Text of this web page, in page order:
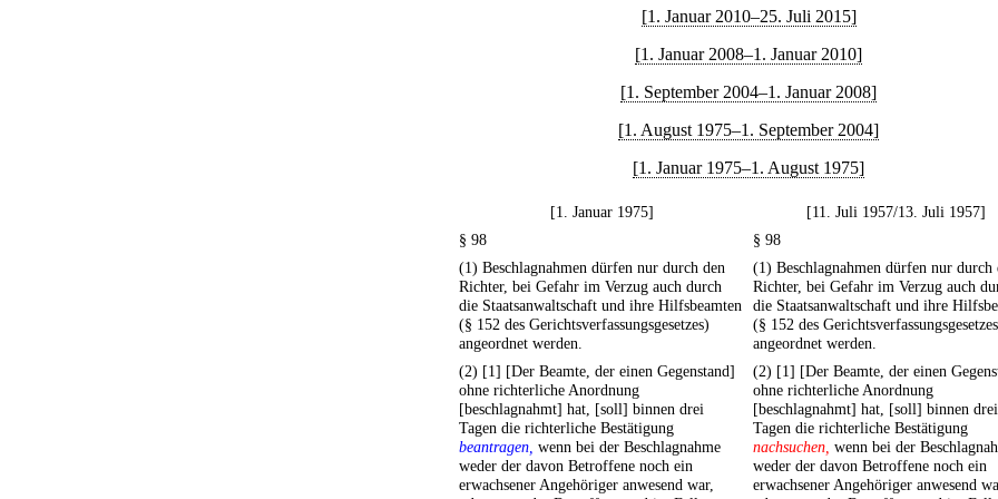
[1. Januar 2010–25. Juli 2015]
[1. Januar 2008–1. Januar 2010]
[1. September 2004–1. Januar 2008]
[1. August 1975–1. September 2004]
[1. Januar 1975–1. August 1975]
[1. Januar 1975]
[11. Juli 1957/13. Juli 1957]
§ 98
§ 98
(1) Beschlagnahmen dürfen nur durch den
Richter, bei Gefahr im Verzug auch durch
die Staatsanwaltschaft und ihre Hilfsbeamten
(§ 152 des Gerichtsverfassungsgesetzes)
angeordnet werden.
(1) Beschlagnahmen dürfen nur durch
Richter, bei Gefahr im Verzug auch
die Staatsanwaltschaft und ihre
(§ 152 des
angeordnet werden.
(2) [1] [Der Beamte, der einen Gegenstand]
ohne richterliche Anordnung
[beschlagnahmt] hat, [soll] binnen drei
Tagen die richterliche Bestätigung
beantragen, wenn bei der Beschlagnahme
weder der davon Betroffene noch ein
erwachsener Angehöriger anwesend war,
(2) [1] [Der Beamte, der einen
ohne richterliche Anordnung
[beschlagnahmt] hat, [soll] binnen drei
Tagen die richterliche Bestätigung
nachsuchen, wenn bei der
weder der davon Betroffene noch ein
erwachsener Angehöriger anwesend